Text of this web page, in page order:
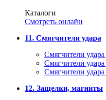
Каталоги
Смотреть онлайн
11. Смягчители удара
Смягчители удара
Смягчители удара
Cмягчители
12. Защелки, магниты